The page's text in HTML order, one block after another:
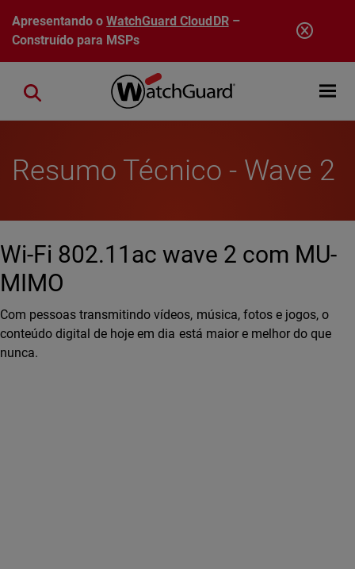
Pular para o conteúdo principal
Apresentando oWatchGuard CloudDR–
Construído para MSPs
Open
Close search
Resumo Técnico - Wave 2
Wi-Fi 802.11ac wave 2 com MU-
MIMO
Com pessoas transmitindo vídeos, música, fotos e jogos, o
conteúdo digital de hoje em dia está maior e melhor do que
nunca.